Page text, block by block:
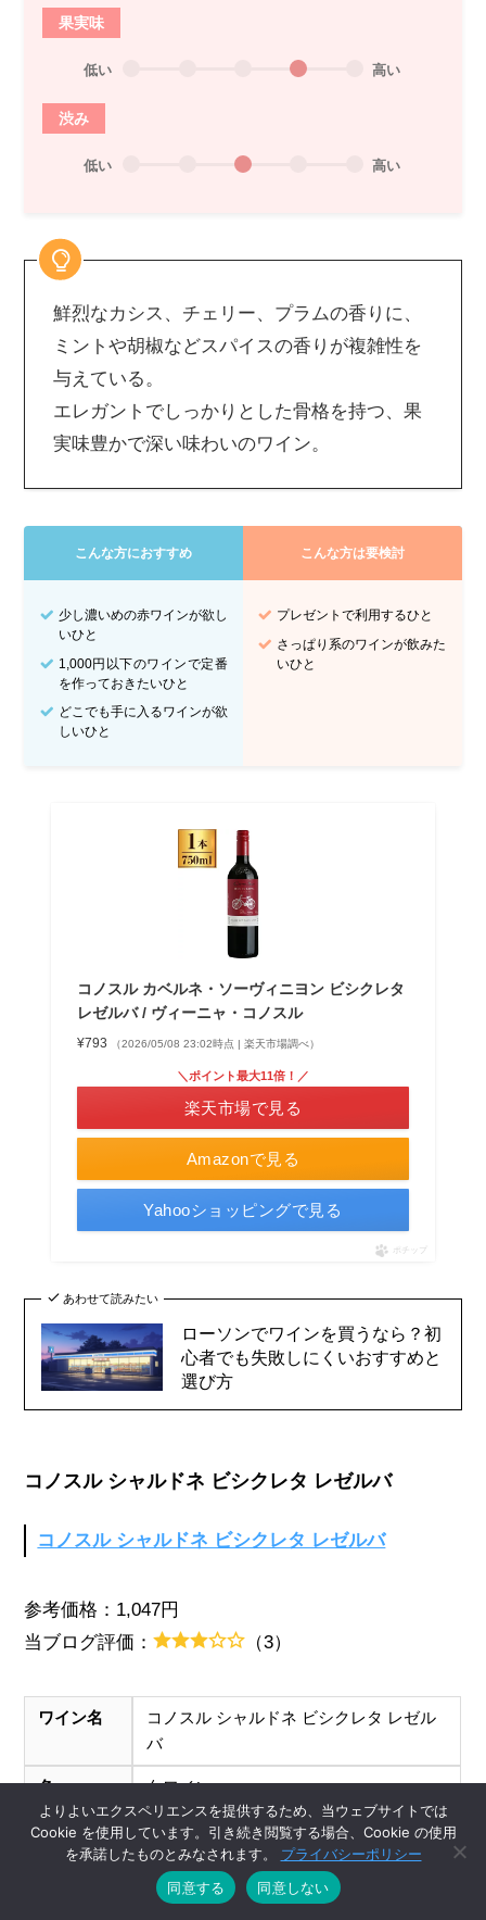
果実味
低い 高い
渋み
低い 高い
鮮烈なカシス、チェリー、プラムの香りに、
ミントや胡椒などスパイスの香りが複雑性を
与えている。
エレガントでしっかりとした骨格を持つ、果
実味豊かで深い味わいのワイン。
こんな方におすすめ こんな方は要検討
少し濃いめの赤ワインが欲し
いひと
1,000円以下のワインで定番
を作っておきたいひと
どこでも手に入るワインが欲
しいひと
プレゼントで利用するひと
さっぱり系のワインが飲みた
いひと
コノスル カベルネ・ソーヴィニヨン ビシクレタ
レゼルバ / ヴィーニャ・コノスル
¥793 （2026/05/08 23:02時点 | 楽天市場調べ）
Amazonで見る
＼ポイント最大11倍！／
楽天市場で見る
Yahooショッピングで見る
ポチップ
あわせて読みたい
ローソンでワインを買うなら？初
心者でも失敗しにくいおすすめと
選び方
コノスル シャルドネ ビシクレタ レゼルバ
コノスル シャルドネ ビシクレタ レゼルバ
参考価格：1,047円
当ブログ評価：
（3）
ワイン名
コノスル シャルドネ ビシクレタ レゼル
バ
色 白ワイン
味わい 辛口
チリ
よりよいエクスペリエンスを提供するため、当ウェブサイトでは
Cookie を使用しています。引き続き閲覧する場合、Cookie の使用
を承諾したものとみなされます。 プライバシーポリシー
同意する
同意しない